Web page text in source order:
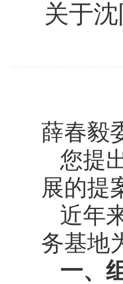
关于
薛春毅
您提
展的提
近年
务基地
一、